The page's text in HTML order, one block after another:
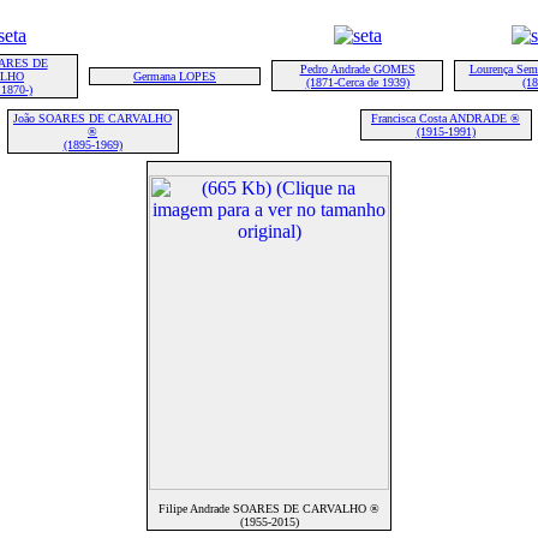
DE
)
Germana LOPES
Pedro Andrade GOMES
(1871-Cerca de 1939)
Lourença
João SOARES DE CARVALHO
®
(1895-1969)
Francisca Costa ANDRADE ®
(1915-1991)
Filipe Andrade SOARES DE CARVALHO ®
(1955-2015)